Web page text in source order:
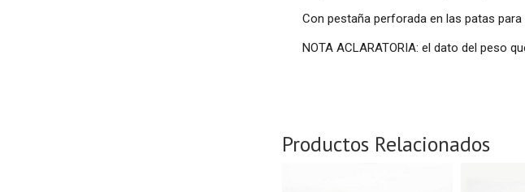
Con pestaña perforada en las patas para
NOTA ACLARATORIA: el dato del peso
Productos Relacionados